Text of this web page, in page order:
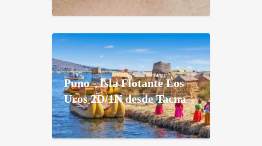
Puno - Isla Flotante Los
Uros 2D/1N desde Tacna